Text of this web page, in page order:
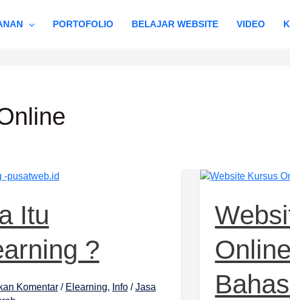
PORTOFOLIO BELAJAR WEBSITE VIDEO
Itu
?
Komentar / Elearning, Info/Jasa
Website
Kampung
Bahasa